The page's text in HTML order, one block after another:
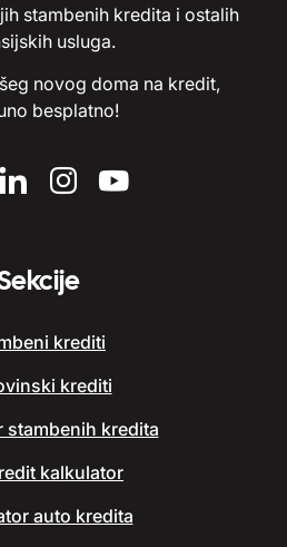
stambenih kredita i ostalih
usluga.
novog doma na kredit,
besplatno!
krediti
krediti
stambenih kredita
kalkulator
auto kredita